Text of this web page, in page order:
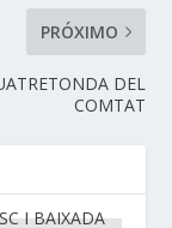
PRÓXIMO
DEL
COMTAT